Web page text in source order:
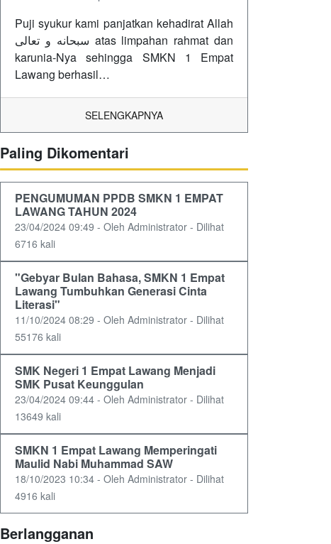
Puji syukur kami panjatkan kehadirat Allah
سبحانه و تعالى atas limpahan rahmat dan
karunia-Nya sehingga SMKN 1 Empat
Lawang berhasil…
SELENGKAPNYA
Paling Dikomentari
PENGUMUMAN PPDB SMKN 1 EMPAT
LAWANG TAHUN 2024
23/04/2024 09:49 - Oleh Administrator - Dilihat
6716 kali
"Gebyar Bulan Bahasa, SMKN 1 Empat
Lawang Tumbuhkan Generasi Cinta
Literasi"
11/10/2024 08:29 - Oleh Administrator - Dilihat
55176 kali
SMK Negeri 1 Empat Lawang Menjadi
SMK Pusat Keunggulan
23/04/2024 09:44 - Oleh Administrator - Dilihat
13649 kali
SMKN 1 Empat Lawang Memperingati
Maulid Nabi Muhammad SAW
18/10/2023 10:34 - Oleh Administrator - Dilihat
4916 kali
Berlangganan